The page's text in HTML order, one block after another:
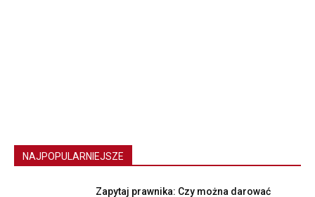
NAJPOPULARNIEJSZE
Zapytaj prawnika: Czy można darować